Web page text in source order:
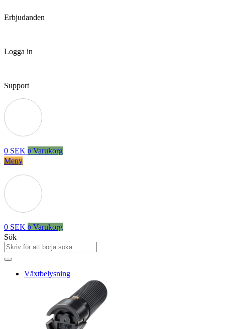
Erbjudanden
Logga in
Support
0 SEK 0 Varukorg
Meny
0 SEK 0 Varukorg
Sök
Växtbelysning